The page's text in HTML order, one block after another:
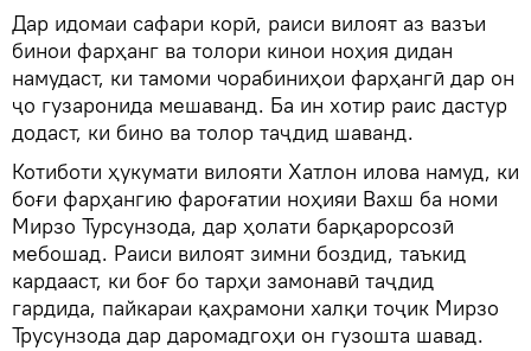
Дар идомаи сафари корӣ, раиси вилоят аз вазъи
бинои фарҳанг ва толори кинои ноҳия дидан
намудаст, ки тамоми чорабиниҳои фарҳангӣ дар он
ҷо гузаронида мешаванд. Ба ин хотир раис дастур
додаст, ки бино ва толор таҷдид шаванд.
Котиботи ҳукумати вилояти Хатлон илова намуд, ки
боғи фарҳангию фароғатии ноҳияи Вахш ба номи
Мирзо Турсунзода, дар ҳолати барқарорсозӣ
мебошад. Раиси вилоят зимни боздид, таъкид
кардааст, ки боғ бо тарҳи замонавӣ таҷдид
гардида, пайкараи қаҳрамони халқи тоҷик Мирзо
Трусунзода дар даромадгоҳи он гузошта шавад.